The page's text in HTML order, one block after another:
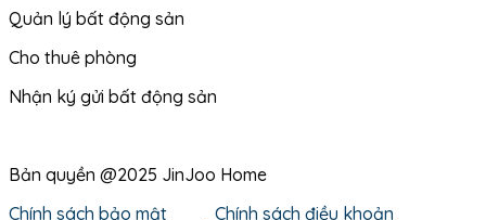
Quản lý bất động sản
Cho thuê phòng
Nhận ký gửi bất động sản
Bản quyền @2025 JinJoo Home
Chính sách bảo mật
Chính sách điều khoản